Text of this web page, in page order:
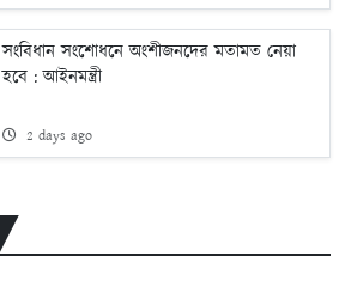
সংবিধান সংশোধনে অংশীজনদের মতামত নেয়া
হবে : আইনমন্ত্রী
2 days ago